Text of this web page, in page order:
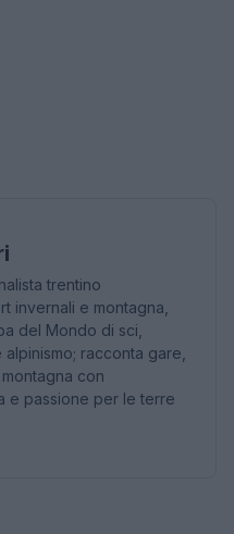
trentino
invernali e montagna,
del Mondo di sci,
racconta gare,
con
e passione per le terre